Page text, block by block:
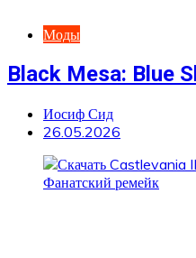
Моды
Black Mesa: Blue
Иосиф Сид
26.05.2026